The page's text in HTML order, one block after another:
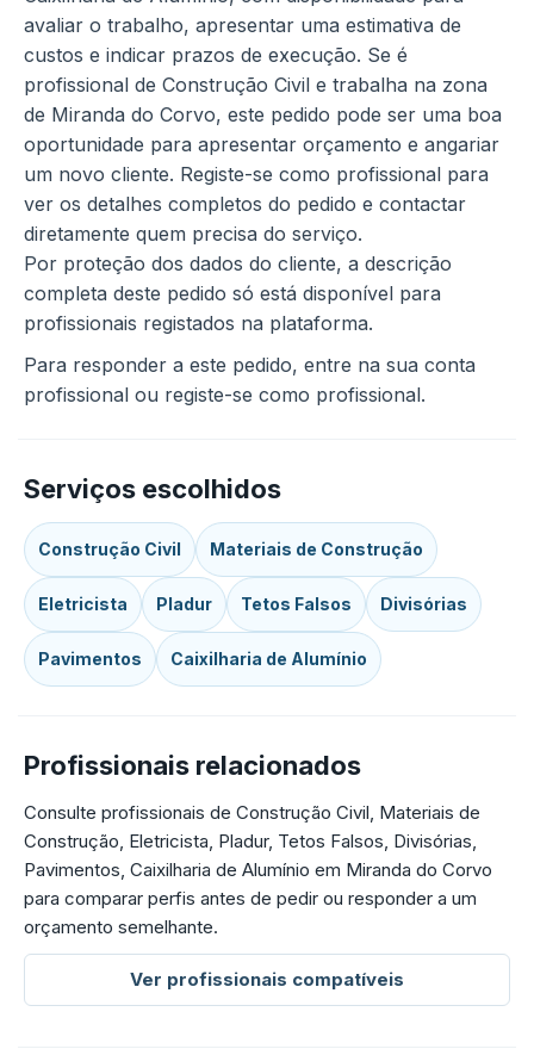
avaliar o trabalho, apresentar uma estimativa de
custos e indicar prazos de execução. Se é
profissional de Construção Civil e trabalha na zona
de Miranda do Corvo, este pedido pode ser uma boa
oportunidade para apresentar orçamento e angariar
um novo cliente. Registe-se como profissional para
ver os detalhes completos do pedido e contactar
diretamente quem precisa do serviço.
Por proteção dos dados do cliente, a descrição
completa deste pedido só está disponível para
profissionais registados na plataforma.
Para responder a este pedido, entre na sua conta
profissional ou registe-se como profissional.
Serviços escolhidos
Construção Civil Materiais de Construção
Eletricista Pladur Tetos Falsos Divisórias
Pavimentos Caixilharia de Alumínio
Profissionais relacionados
Consulte profissionais de Construção Civil, Materiais de
Construção, Eletricista, Pladur, Tetos Falsos, Divisórias,
Pavimentos, Caixilharia de Alumínio em Miranda do Corvo
para comparar perfis antes de pedir ou responder a um
orçamento semelhante.
Ver profissionais compatíveis